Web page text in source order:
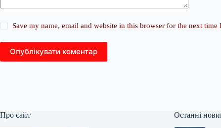
Save my name, email and website in this browser for the next time
Опублікувати коментар
Про сайт Останні